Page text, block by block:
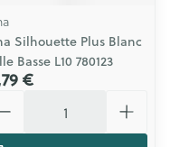
Silhouette Plus Blanc
Basse L10 780123
€